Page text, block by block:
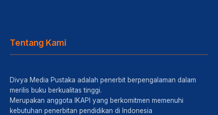
Tentang Kami
Divya Media Pustaka adalah penerbit berpengalaman dalam
merilis buku berkualitas tinggi.
Merupakan anggota IKAPI yang berkomitmen memenuhi
kebutuhan penerbitan pendidikan di Indonesia